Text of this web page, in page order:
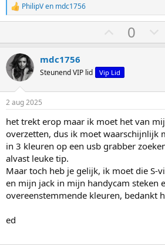
W
a
e
r
i
g
e
n
:
PhilipVen mdc1756
t
m
o
h
o
o
0
mdc1756
Steunend VIP lid Vip Lid
2 aug 2025
het trekt erop maar ik moet het van
overzetten, dus ik moet waarschijnlijk
in 3 kleuren op een usb grabber
alvast leuke tip.
Maar toch heb je gelijk, ik moet die S-
en mijn jack in mijn handycam steken
overeenstemmende kleuren, bedankt
ed